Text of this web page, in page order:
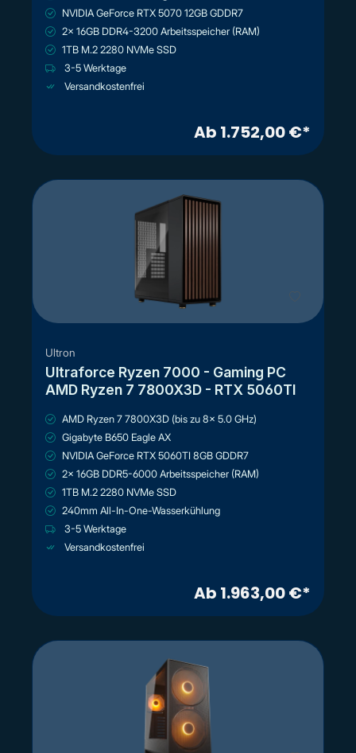
NVIDIA GeForce RTX 5070 12GB GDDR7
2x 16GB DDR4-3200 Arbeitsspeicher (RAM)
1TB M.2 2280 NVMe SSD
3-5 Werktage
Versandkostenfrei
Ab 1.752,00 €*
Ultron
Ultraforce Ryzen 7000 - Gaming PC
AMD Ryzen 7 7800X3D - RTX 5060TI
AMD Ryzen 7 7800X3D (bis zu 8x 5.0 GHz)
Gigabyte B650 Eagle AX
NVIDIA GeForce RTX 5060TI 8GB GDDR7
2x 16GB DDR5-6000 Arbeitsspeicher (RAM)
1TB M.2 2280 NVMe SSD
240mm All-In-One-Wasserkühlung
3-5 Werktage
Versandkostenfrei
Ab 1.963,00 €*